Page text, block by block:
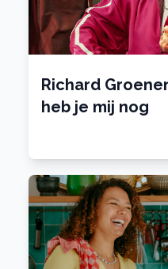
Richard
heb je mij nog